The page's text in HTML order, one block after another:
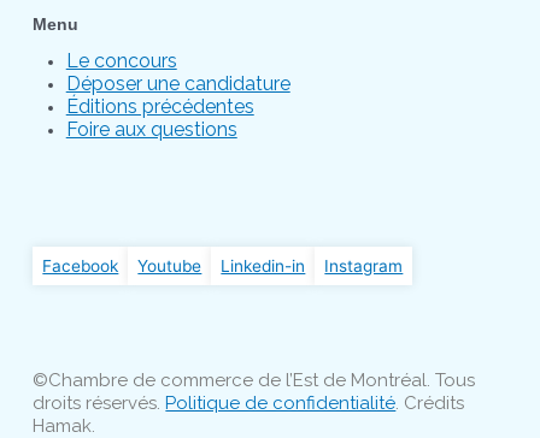
Menu
Le concours
Déposer une candidature
Éditions précédentes
Foire aux questions
Facebook Youtube Linkedin-in Instagram
©Chambre de commerce de l’Est de Montréal. Tous
droits réservés.Politique de confidentialité. Crédits
Hamak.